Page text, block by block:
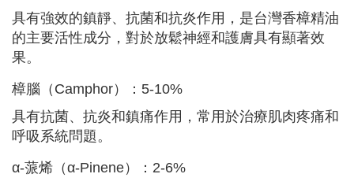
具有強效的鎮靜、抗菌和抗炎作用，是台灣香樟精油
的主要活性成分，對於放鬆神經和護膚具有顯著效
果。
樟腦（Camphor）：5-10%
具有抗菌、抗炎和鎮痛作用，常用於治療肌肉疼痛和
呼吸系統問題。
α-蒎烯（α-Pinene）：2-6%